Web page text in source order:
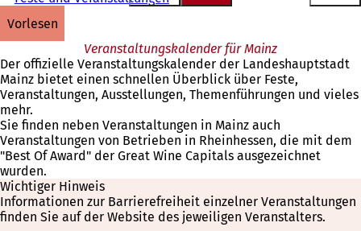
vorlesen
Veranstaltungskalender für Mainz
Der offizielle Veranstaltungskalender der Landeshauptstadt
Mainz bietet einen schnellen Überblick über Feste,
Veranstaltungen, Ausstellungen, Themenführungen und vieles
mehr.
Sie finden neben Veranstaltungen in Mainz auch
Veranstaltungen von Betrieben in Rheinhessen, die mit dem
"Best Of Award" der Great Wine Capitals ausgezeichnet
wurden.
Wichtiger Hinweis
Informationen zur Barrierefreiheit einzelner Veranstaltungen
finden Sie auf der Website des jeweiligen Veranstalters.